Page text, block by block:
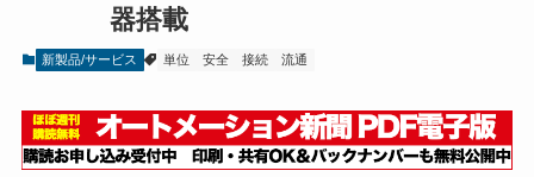
器搭載
新製品/サービス 単位 安全 接続 流通